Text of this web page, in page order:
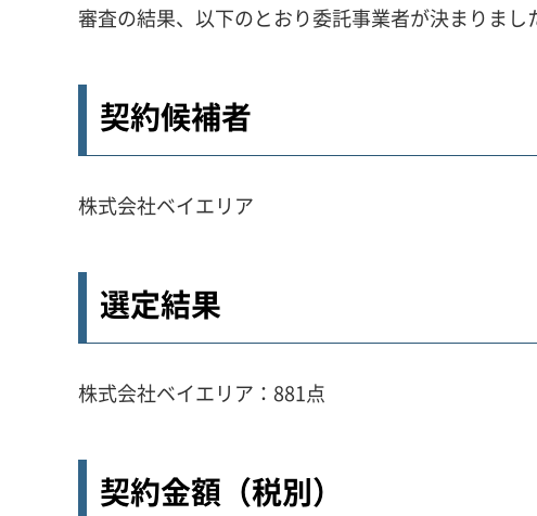
審査の結果、以下のとおり委託事業者が決まりまし
契約候補者
株式会社ベイエリア
選定結果
株式会社ベイエリア：881点
契約金額（税別）